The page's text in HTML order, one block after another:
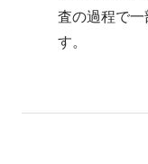
査の過程で一
す。